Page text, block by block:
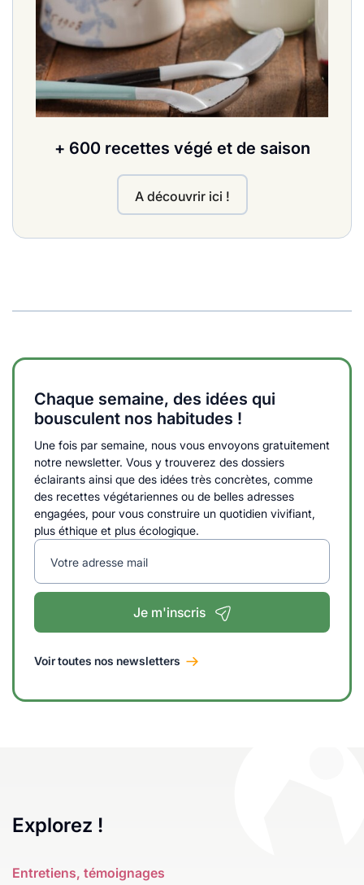
+ 600 recettes végé et de saison
A découvrir ici !
Chaque semaine, des idées qui
bousculent nos habitudes !
Une fois par semaine, nous vous envoyons gratuitement
notre newsletter. Vous y trouverez des dossiers
éclairants ainsi que des idées très concrètes, comme
des recettes végétariennes ou de belles adresses
engagées, pour vous construire un quotidien vivifiant,
plus éthique et plus écologique.
Votre adresse mail
Je m'inscris
Voir toutes nos newsletters
Explorez !
Entretiens, témoignages